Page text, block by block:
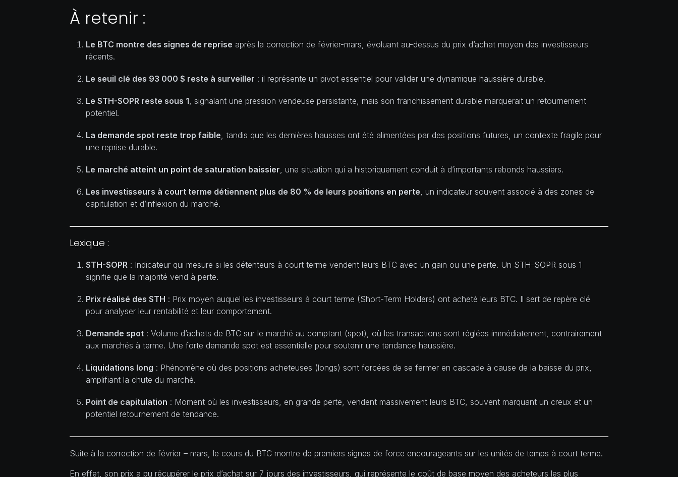
À retenir :
Le BTC montre des signes de reprise après la correction de février-mars, évoluant au-dessus du prix d’achat moyen des investisseurs
récents.
Le seuil clé des 93 000 $ reste à surveiller : il représente un pivot essentiel pour valider une dynamique haussière durable.
Le STH-SOPR reste sous 1, signalant une pression vendeuse persistante, mais son franchissement durable marquerait un retournement
potentiel.
La demande spot reste trop faible, tandis que les dernières hausses ont été alimentées par des positions futures, un contexte fragile pour
une reprise durable.
Le marché atteint un point de saturation baissier, une situation qui a historiquement conduit à d’importants rebonds haussiers.
Les investisseurs à court terme détiennent plus de 80 % de leurs positions en perte, un indicateur souvent associé à des zones de
capitulation et d’inflexion du marché.
Lexique :
STH-SOPR : Indicateur qui mesure si les détenteurs à court terme vendent leurs BTC avec un gain ou une perte. Un STH-SOPR sous 1
signifie que la majorité vend à perte.
Prix réalisé des STH : Prix moyen auquel les investisseurs à court terme (Short-Term Holders) ont acheté leurs BTC. Il sert de repère clé
pour analyser leur rentabilité et leur comportement.
Demande spot : Volume d’achats de BTC sur le marché au comptant (spot), où les transactions sont réglées immédiatement, contrairement
aux marchés à terme. Une forte demande spot est essentielle pour soutenir une tendance haussière.
Liquidations long : Phénomène où des positions acheteuses (longs) sont forcées de se fermer en cascade à cause de la baisse du prix,
amplifiant la chute du marché.
Point de capitulation : Moment où les investisseurs, en grande perte, vendent massivement leurs BTC, souvent marquant un creux et un
potentiel retournement de tendance.
Suite à la correction de février – mars, le cours du BTC montre de premiers signes de force encourageants sur les unités de temps à court terme.
En effet, son prix a pu récupérer le prix d’achat sur 7 jours des investisseurs, qui représente le coût de base moyen des acheteurs les plus